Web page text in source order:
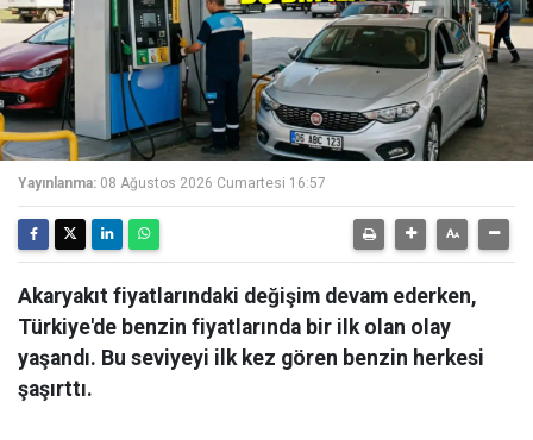
Yayınlanma: 08 Ağustos 2026 Cumartesi 16:57
Akaryakıt fiyatlarındaki değişim devam ederken,
Türkiye'de benzin fiyatlarında bir ilk olan olay
yaşandı. Bu seviyeyi ilk kez gören benzin herkesi
şaşırttı.